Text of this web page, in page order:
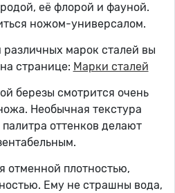
её флорой и фауной.
ножом-универсалом.
марок сталей вы
странице: Марки сталей
березы смотрится очень
Необычная текстура
оттенков делают
отменной плотностью,
Ему не страшны вода,